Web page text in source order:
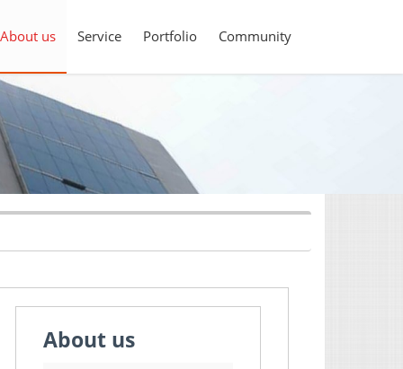
About us Service Portfolio Community
About us